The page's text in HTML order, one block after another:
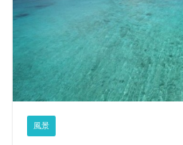
風景